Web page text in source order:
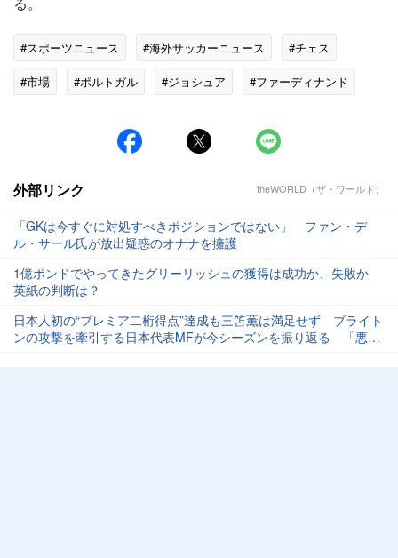
#スポーツニュース #海外サッカーニュース
#チェス
#市場
#ポルトガル #ジョシュア
#ファーディナンド
外部リンク theWORLD（ザ・ワールド）
「GKは今すぐに対処すべきポジションではない」 ファン・デ
ル・サール氏が放出疑惑のオナナを擁護
1億ポンドでやってきたグリーリッシュの獲得は成功か、失敗か
英紙の判断は？
日本人初の“プレミア二桁得点”達成も三笘薫は満足せず ブライト
ンの攻撃を牽引する日本代表MFが今シーズンを振り返る 「悪く